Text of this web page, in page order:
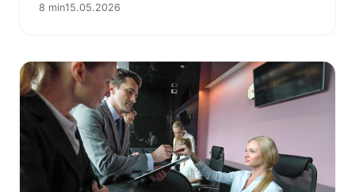
napięcie.
8 min15.05.2026